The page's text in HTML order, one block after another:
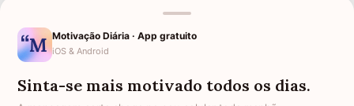
Mensagens de saudade que tocam o coração e
expressam falta
Mensagens de otimismo que vão encher você de
confiança
Motivação Diária · App gratuito
iOS & Android
Sinta-se mais motivado todos os dias.